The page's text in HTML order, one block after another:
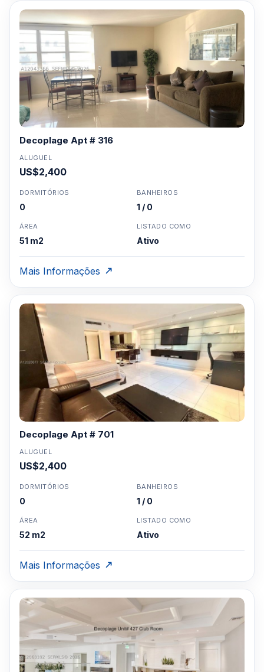
Decoplage Apt # 316
ALUGUEL
US$2,400
DORMITÓRIOS
0
BANHEIROS
1 / 0
ÁREA
51 m2
LISTADO COMO
Ativo
Mais Informações
Decoplage Apt # 701
ALUGUEL
US$2,400
DORMITÓRIOS
0
BANHEIROS
1 / 0
ÁREA
52 m2
LISTADO COMO
Ativo
Mais Informações